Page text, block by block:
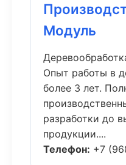
Модуль
Опыт работы в
более 3 лет.
разработки до
продукции....
Телефон: +7